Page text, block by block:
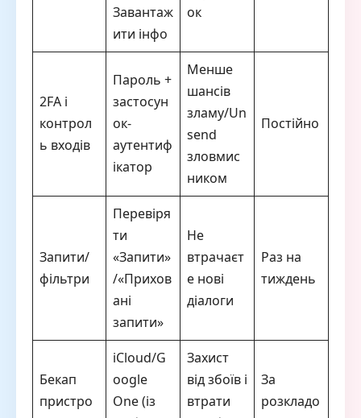
Завантаж
ити інфо
ок
2FA і
контрол
ь входів
Пароль +
застосун
ок-
аутентиф
ікатор
Менше
шансів
зламу/Un
send
зловмис
ником
Постійно
Запити/
фільтри
Перевіря
ти
«Запити»
/«Прихов
ані
запити»
Не
втрачаєт
е нові
діалоги
Раз на
тиждень
Бекап
пристро
iCloud/G
oogle
One (із
Захист
від збоїв і
втрати
За
розкладо